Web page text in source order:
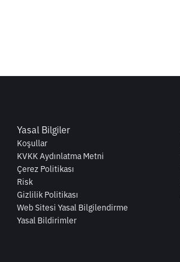
Yasal Bilgiler
Koşullar
KVKK Aydınlatma Metni
Çerez Politikası
Risk
Gizlilik Politikası
Web Sitesi Yasal Bilgilendirme
Yasal Bildirimler